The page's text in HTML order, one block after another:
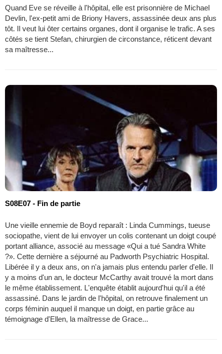
Quand Eve se réveille à l'hôpital, elle est prisonnière de Michael
Devlin, l'ex-petit ami de Briony Havers, assassinée deux ans plus
tôt. Il veut lui ôter certains organes, dont il organise le trafic. A ses
côtés se tient Stefan, chirurgien de circonstance, réticent devant
sa maîtresse...
S08E07 - Fin de partie
Une vieille ennemie de Boyd reparaît : Linda Cummings, tueuse
sociopathe, vient de lui envoyer un colis contenant un doigt coupé
portant alliance, associé au message «Qui a tué Sandra White
?». Cette dernière a séjourné au Padworth Psychiatric Hospital.
Libérée il y a deux ans, on n'a jamais plus entendu parler d'elle. Il
y a moins d'un an, le docteur McCarthy avait trouvé la mort dans
le même établissement. L'enquête établit aujourd'hui qu'il a été
assassiné. Dans le jardin de l'hôpital, on retrouve finalement un
corps féminin auquel il manque un doigt, en partie grâce au
témoignage d'Ellen, la maîtresse de Grace...